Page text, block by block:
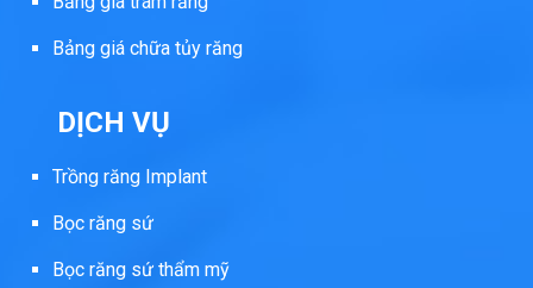
Bảng giá chữa tủy răng
DỊCH VỤ
Trồng răng Implant
Bọc răng sứ
Bọc răng sứ thẩm mỹ